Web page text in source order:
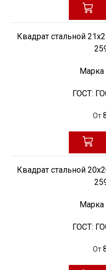
Квадрат стальной
Марка
ГОСТ:
От
Квадрат стальной
Марка
ГОСТ:
От